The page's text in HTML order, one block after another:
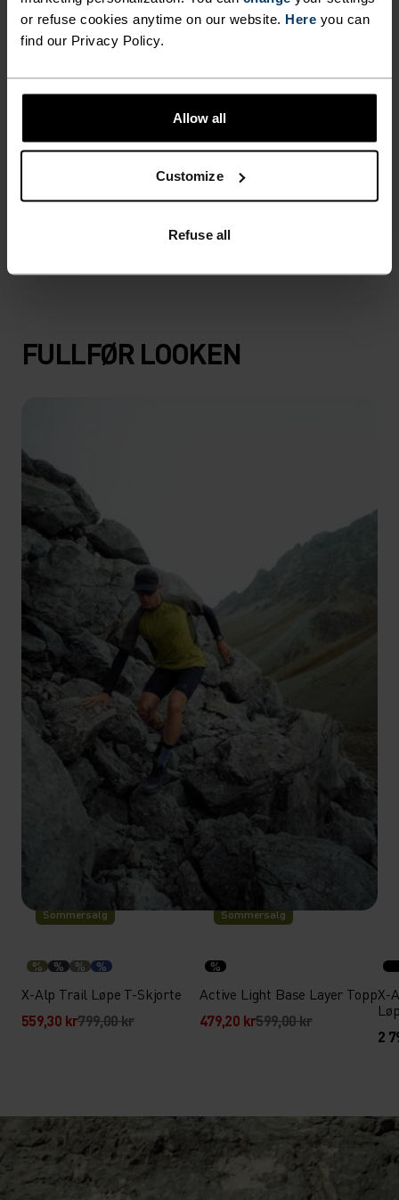
or refuse cookies anytime on our website. Here you can
find our Privacy Policy.
Allow all
Customize
Refuse all
FULLFØR LOOKEN
Sommersalg
% % % %
X-Alp Trail Løpe T-Skjorte
559,30 kr799,00 kr
Sommersalg
%
Active Light Base Layer Topp
479,20 kr599,00 kr
X-
2